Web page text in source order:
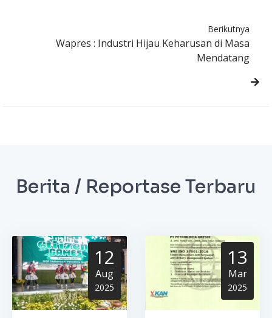
Berikutnya
Wapres : Industri Hijau Keharusan di Masa
Mendatang
Berita / Reportase Terbaru
12
Aug
2025
13
Mar
2025